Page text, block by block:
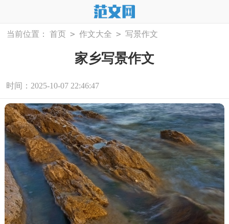
当前位置： 首页 > 作文大全 > 写景作文
家乡写景作文
时间：2025-10-07 22:46:47